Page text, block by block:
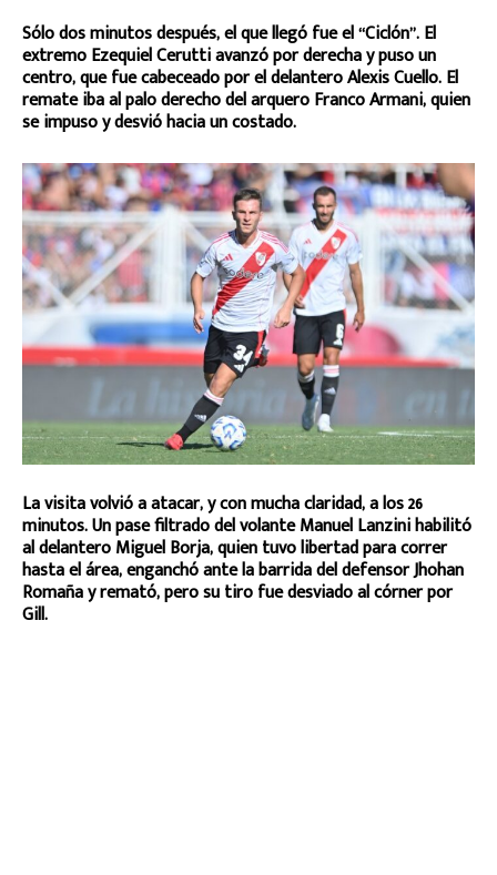
Sólo dos minutos después, el que llegó fue el “Ciclón”. El
extremo Ezequiel Cerutti avanzó por derecha y puso un
centro, que fue cabeceado por el delantero Alexis Cuello. El
remate iba al palo derecho del arquero Franco Armani, quien
se impuso y desvió hacia un costado.
La visita volvió a atacar, y con mucha claridad, a los 26
minutos. Un pase filtrado del volante Manuel Lanzini habilitó
al delantero Miguel Borja, quien tuvo libertad para correr
hasta el área, enganchó ante la barrida del defensor Jhohan
Romaña y remató, pero su tiro fue desviado al córner por
Gill.